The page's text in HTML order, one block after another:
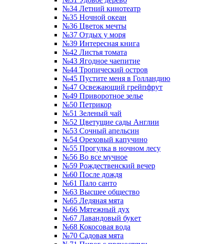
№34 Летний кинотеатр
№35 Ночной океан
№36 Цветок мечты
№37 Отдых у моря
№39 Интересная книга
№42 Листья томата
№43 Ягодное чаепитие
№44 Тропический остров
№45 Пустите меня в Голландию
№47 Освежающий грейпфрут
№49 Приворотное зелье
№50 Петрикор
№51 Зеленый чай
№52 Цветущие сады Англии
№53 Сочный апельсин
№54 Ореховый капучино
№55 Прогулка в ночном лесу
№56 Во все мучное
№59 Рождественский вечер
№60 После дождя
№61 Пало санто
№63 Высшее общество
№65 Ледяная мята
№66 Мятежный дух
№67 Лавандовый букет
№68 Кокосовая вода
№70 Садовая мята